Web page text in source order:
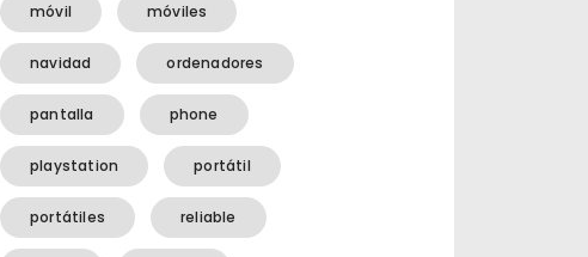
móvil móviles
navidad ordenadores
pantalla phone
playstation portátil
portátiles reliable